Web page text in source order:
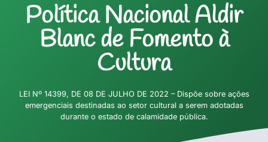
Política Nacional Aldir
Blanc de Fomento à
Cultura
LEI Nº 14399, DE 08 DE JULHO DE 2022 – Dispõe sobre ações
emergenciais destinadas ao setor cultural a serem adotadas
durante o estado de calamidade pública.